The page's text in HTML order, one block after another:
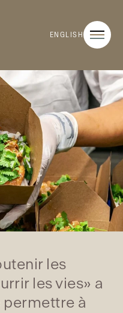
ENGLISH
les
les vies» a
à